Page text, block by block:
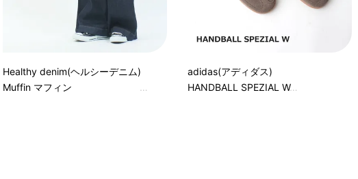
Healthy denim(ヘルシーデニム)
Muffin マフィン
adidas(アディダス)
HANDBALL SPEZIAL W